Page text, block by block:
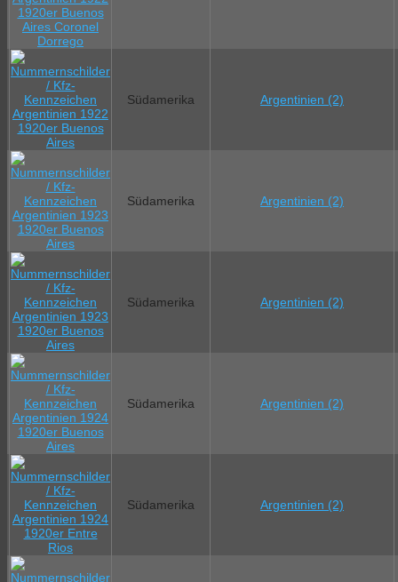
Südamerika Argentinien (2)
Südamerika Argentinien (2)
Südamerika Argentinien (2)
Südamerika Argentinien (2)
Südamerika Argentinien (2)